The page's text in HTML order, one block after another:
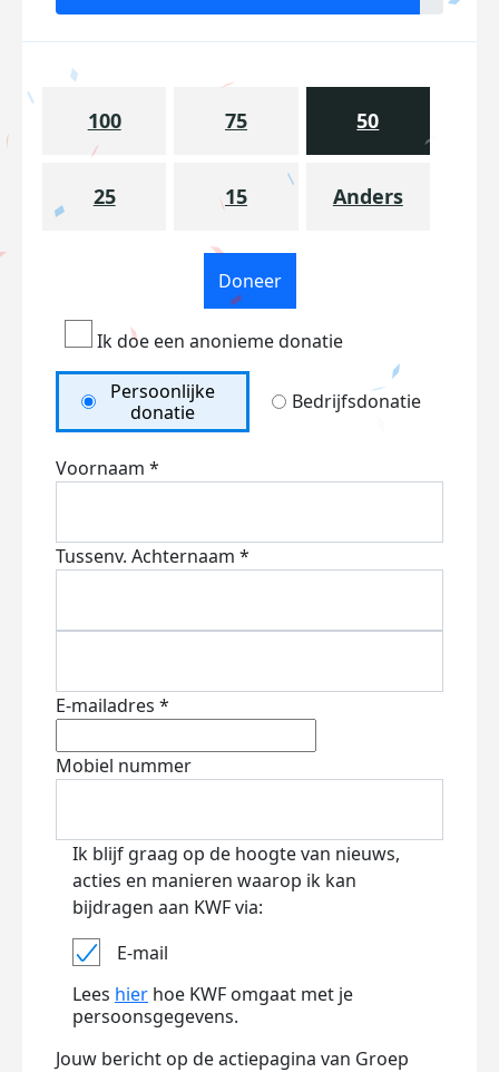
100 75 50
25 15 Anders
Doneer
Ik doe een anonieme donatie
Persoonlijke
donatie
Bedrijfsdonatie
Voornaam *
Tussenv. Achternaam *
E-mailadres *
Mobiel nummer
Ik blijf graag op de hoogte van nieuws,
acties en manieren waarop ik kan
bijdragen aan KWF via:
E-mail
Lees hier hoe KWF omgaat met je
persoonsgegevens.
Jouw bericht op de actiepagina van Groep